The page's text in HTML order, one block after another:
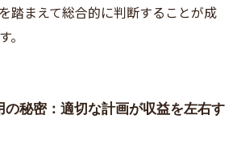
踏まえて総合的に判断することが成
。
の秘密：適切な計画が収益を左右す